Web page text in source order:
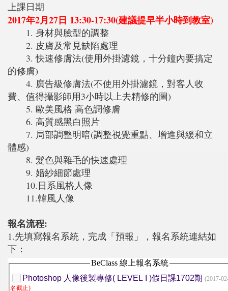
上課日期
2017年2月27日 13:30-17:30(建議提早半小時到教室)
1. 身材與臉型的調整
2. 皮膚及常見缺陷處理
3. 快速修膚法(使用外掛濾鏡，十分鐘內要搞定
的修膚)
4. 廣告級修膚法(不使用外掛濾鏡，對客人收
費、值得攝影師用3小時以上去精修的圖)
5. 歐美風格 高色調修膚
6. 高質感黑白照片
7. 局部調整明暗(調整視覺重點、增進與緩和立
體感)
8. 髮色與雜毛的快速處理
9. 婚紗細節處理
10.日系風格人像
11.韓風人像
報名流程:
1.先填寫報名系統，完成「預報」，報名系統連結如
下：